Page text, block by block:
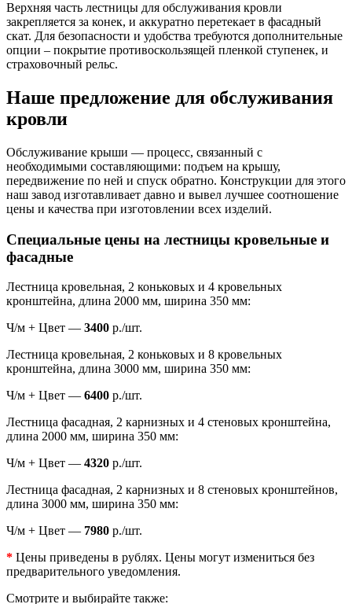
Верхняя часть лестницы для обслуживания кровли
закрепляется за конек, и аккуратно перетекает в фасадный
скат. Для безопасности и удобства требуются дополнительные
опции – покрытие противоскользящей пленкой ступенек, и
страховочный рельс.
Наше предложение для обслуживания
кровли
Обслуживание крыши — процесс, связанный с
необходимыми составляющими: подъем на крышу,
передвижение по ней и спуск обратно. Конструкции для этого
наш завод изготавливает давно и вывел лучшее соотношение
цены и качества при изготовлении всех изделий.
Специальные цены на лестницы кровельные и
фасадные
Лестница кровельная, 2 коньковых и 4 кровельных
кронштейна, длина 2000 мм, ширина 350 мм:
Ч/м + Цвет — 3400 р./шт.
Лестница кровельная, 2 коньковых и 8 кровельных
кронштейна, длина 3000 мм, ширина 350 мм:
Ч/м + Цвет — 6400 р./шт.
Лестница фасадная, 2 карнизных и 4 стеновых кронштейна,
длина 2000 мм, ширина 350 мм:
Ч/м + Цвет — 4320 р./шт.
Лестница фасадная, 2 карнизных и 8 стеновых кронштейнов,
длина 3000 мм, ширина 350 мм:
Ч/м + Цвет — 7980 р./шт.
* Цены приведены в рублях. Цены могут измениться без
предварительного уведомления.
Смотрите и выбирайте также: